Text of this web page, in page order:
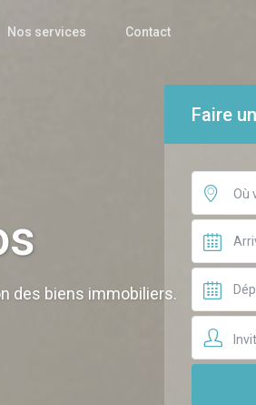
Nos services Contact
des biens immobiliers.
Faire
Où